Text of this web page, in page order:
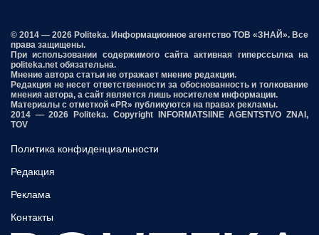
© 2014 — 2026 Politeka. Информационное агентство ТОВ «ЗНАЙ». Все
права защищены.
При использовании содержимого сайта активная гиперссылка на
politeka.net обязательна.
Мнение автора статьи не отражает мнение редакции.
Редакция не несет ответственности за обоснованность и толкование
мнения автора, а сайт является лишь носителем информации.
Материалы с отметкой «PR» публикуются на правах рекламы.
2014 — 2026 Politeka. Copyright INFORMATSIINE AGENTSTVO ZNAI,
TOV
Политика конфиденциальности
Редакция
Реклама
Контакты